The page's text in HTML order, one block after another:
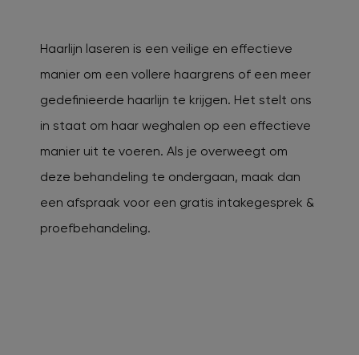
Haarlijn laseren is een veilige en effectieve
manier om een vollere haargrens of een meer
gedefinieerde haarlijn te krijgen. Het stelt ons
in staat om haar weghalen op een effectieve
manier uit te voeren. Als je overweegt om
deze behandeling te ondergaan, maak dan
een afspraak voor een gratis intakegesprek &
proefbehandeling.